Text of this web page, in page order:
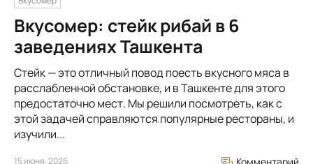
Вкусомер: стейк рибай в 6
заведениях Ташкента
Стейк — это отличный повод поесть вкусного мяса в
расслабленной обстановке, и в Ташкенте для этого
предостаточно мест. Мы решили посмотреть, как с
этой задачей справляются популярные рестораны, и
изучили...
15 июня, 2026